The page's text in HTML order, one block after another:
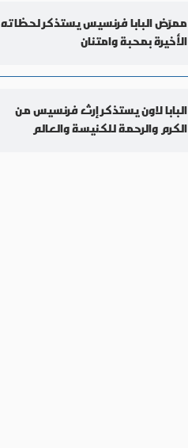
ممرّض البابا فرنسيس يستذكر لحظاته
الأخيرة بمحبة وامتنان
البابا لاون يستذكر إرث فرنسيس من
الكرم والرحمة للكنيسة والعالم